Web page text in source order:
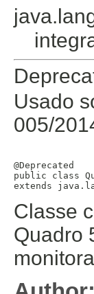
Usado
005/
@Deprecated
public class
extends
Classe
Quadro